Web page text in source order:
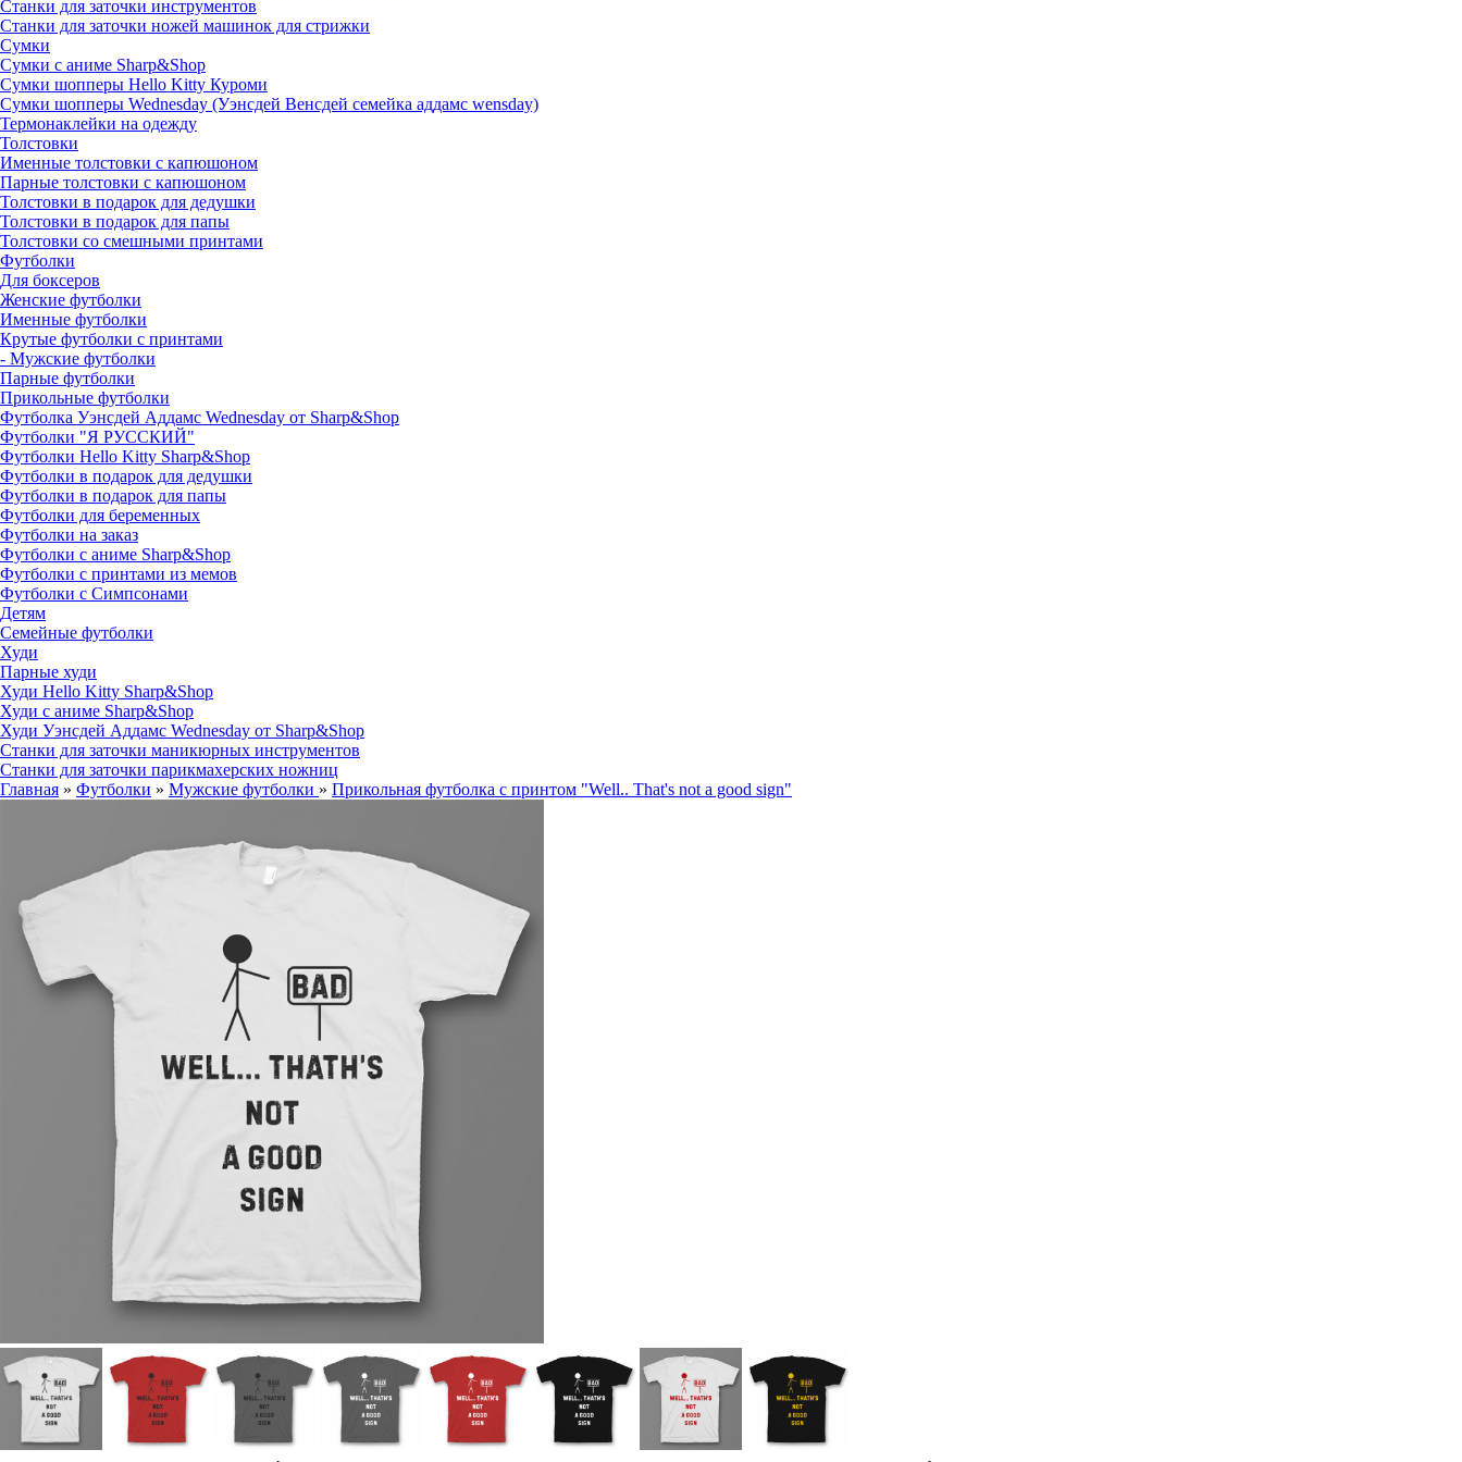
Станки для заточки инструментов
Станки для заточки ножей машинок для стрижки
Сумки
Сумки с аниме Sharp&Shop
Сумки шопперы Hello Kitty Куроми
Сумки шопперы Wednesday (Уэнсдей Венсдей семейка аддамс wensday)
Термонаклейки на одежду
Толстовки
Именные толстовки с капюшоном
Парные толстовки с капюшоном
Толстовки в подарок для дедушки
Толстовки в подарок для папы
Толстовки со смешными принтами
Футболки
Для боксеров
Женские футболки
Именные футболки
Крутые футболки с принтами
- Мужские футболки
Парные футболки
Прикольные футболки
Футболка Уэнсдей Аддамс Wednesday от Sharp&Shop
Футболки "Я РУССКИЙ"
Футболки Hello Kitty Sharp&Shop
Футболки в подарок для дедушки
Футболки в подарок для папы
Футболки для беременных
Футболки на заказ
Футболки с аниме Sharp&Shop
Футболки с принтами из мемов
Футболки с Симпсонами
Детям
Семейные футболки
Худи
Парные худи
Худи Hello Kitty Sharp&Shop
Худи с аниме Sharp&Shop
Худи Уэнсдей Аддамс Wednesday от Sharp&Shop
Станки для заточки маникюрных инструментов
Станки для заточки парикмахерских ножниц
Главная » Футболки » Мужские футболки » Прикольная футболка с принтом "Well.. That's not a good sign"